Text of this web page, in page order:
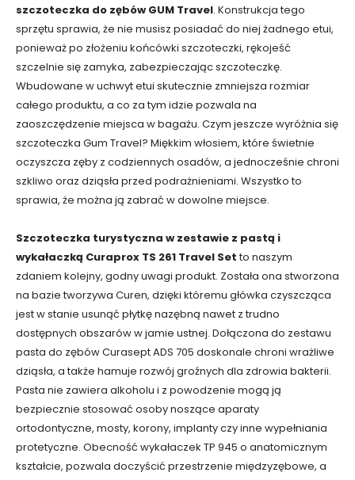
szczoteczka do zębów GUM Travel. Konstrukcja tego
sprzętu sprawia, że nie musisz posiadać do niej żadnego etui,
ponieważ po złożeniu końcówki szczoteczki, rękojeść
szczelnie się zamyka, zabezpieczając szczoteczkę.
Wbudowane w uchwyt etui skutecznie zmniejsza rozmiar
całego produktu, a co za tym idzie pozwala na
zaoszczędzenie miejsca w bagażu. Czym jeszcze wyróżnia się
szczoteczka Gum Travel? Miękkim włosiem, które świetnie
oczyszcza zęby z codziennych osadów, a jednocześnie chroni
szkliwo oraz dziąsła przed podrażnieniami. Wszystko to
sprawia, że można ją zabrać w dowolne miejsce.
Szczoteczka turystyczna w zestawie z pastą i
wykałaczką Curaprox TS 261 Travel Setto naszym
zdaniem kolejny, godny uwagi produkt. Została ona stworzona
na bazie tworzywa Curen, dzięki któremu główka czyszcząca
jest w stanie usunąć płytkę nazębną nawet z trudno
dostępnych obszarów w jamie ustnej. Dołączona do zestawu
pasta do zębów Curasept ADS 705 doskonale chroni wrażliwe
dziąsła, a także hamuje rozwój groźnych dla zdrowia bakterii.
Pasta nie zawiera alkoholu i z powodzenie mogą ją
bezpiecznie stosować osoby noszące aparaty
ortodontyczne, mosty, korony, implanty czy inne wypełniania
protetyczne. Obecność wykałaczek TP 945 o anatomicznym
kształcie, pozwala doczyścić przestrzenie międzyzębowe, a